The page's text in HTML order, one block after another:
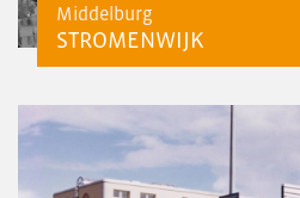
Middelburg
STROMENWIJK